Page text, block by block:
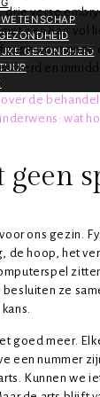
GEZONDHEID
verse
een hart vol
voor onze
werd en
de
wat
geen
ons gezin.
de hoop, het
besluiten ze
goed meer.
een nummer
Kunnen we